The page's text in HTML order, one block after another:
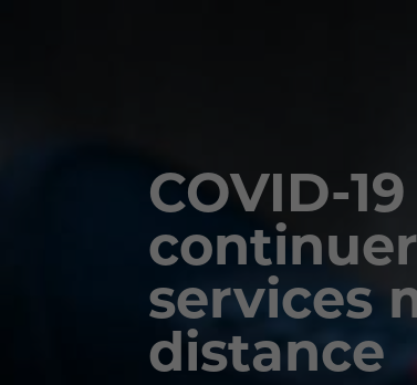
COVID-
services
distance